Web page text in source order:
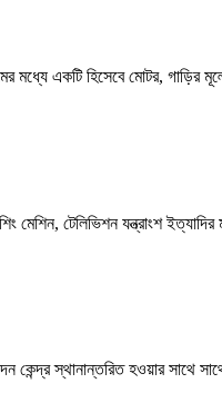
একটি হিসেবে মোটর, গাড়ির
টেলিভিশন যন্ত্রাংশ
স্থানান্তরিত হওয়ার সাথে